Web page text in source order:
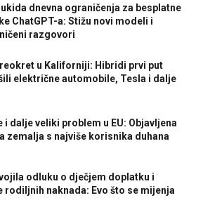
ukida dnevna ograničenja za besplatne
ChatGPT-a: Stižu novi modeli i
razgovori
u Kaliforniji: Hibridi prvi put
električne automobile, Tesla i dalje
i dalje veliki problem u EU: Objavljena
zemalja s najviše korisnika duhana
odluku o dječjem doplatku i
rodiljnih naknada: Evo što se mijenja